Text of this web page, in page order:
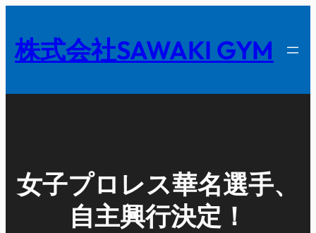
を
キ
株式会社SAWAKI GYM
女子プロレス華名選手、
自主興行決定！